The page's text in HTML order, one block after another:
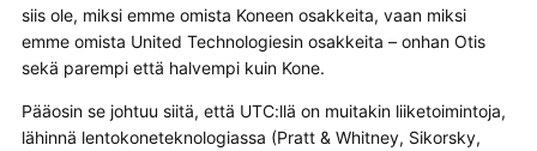
siis ole, miksi emme omista Koneen osakkeita, vaan miksi
emme omista United Technologiesin osakkeita – onhan Otis
sekä parempi että halvempi kuin Kone.
Pääosin se johtuu siitä, että UTC:llä on muitakin liiketoimintoja,
lähinnä lentokoneteknologiassa (Pratt & Whitney, Sikorsky,